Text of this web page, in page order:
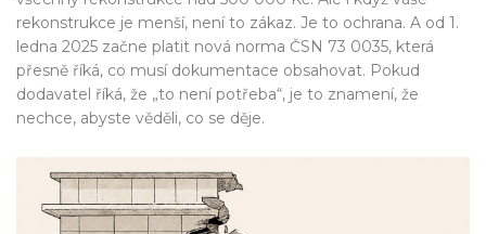
rekonstrukce je menší, není to zákaz. Je to ochrana. A od 1.
ledna 2025 začne platit nová norma ČSN 73 0035, která
přesně říká, co musí dokumentace obsahovat. Pokud
dodavatel říká, že „to není potřeba“, je to znamení, že
nechce, abyste věděli, co se děje.